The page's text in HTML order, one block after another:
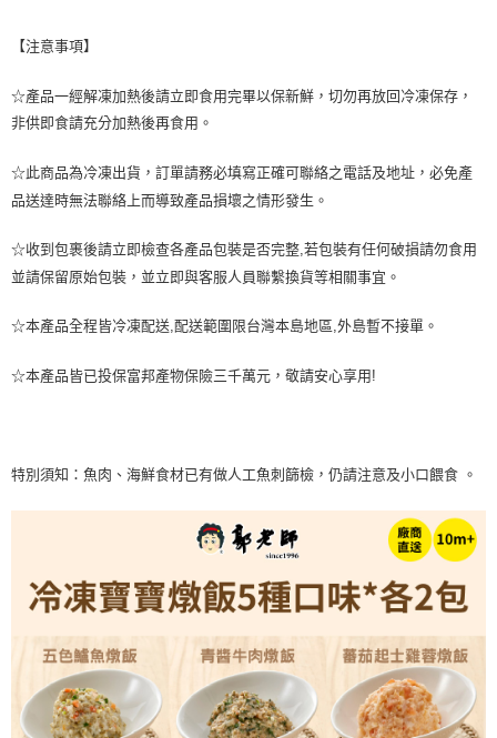
【注意事項】
☆產品一經解凍加熱後請立即食用完畢以保新鮮，切勿再放回冷凍保存，
非供即食請充分加熱後再食用。
☆此商品為冷凍出貨，訂單請務必填寫正確可聯絡之電話及地址，必免產
品送達時無法聯絡上而導致產品損壞之情形發生。
☆收到包裹後請立即檢查各產品包裝是否完整,若包裝有任何破損請勿食用
並請保留原始包裝，並立即與客服人員聯繫換貨等相關事宜。
☆本產品全程皆冷凍配送,配送範圍限台灣本島地區,外島暫不接單。
☆本產品皆已投保富邦產物保險三千萬元，敬請安心享用!
特別須知：魚肉、海鮮食材已有做人工魚刺篩檢，仍請注意及小口餵食 。